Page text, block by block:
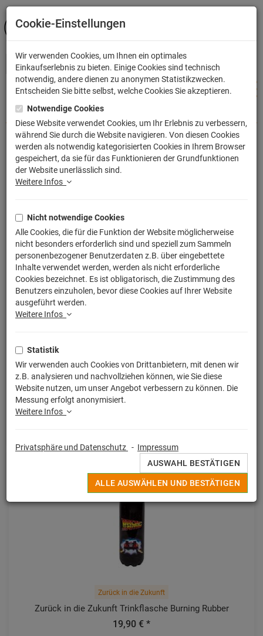
Shop Filme & Serien Kultserien & Kultfilme
Filme & Serien
Kultserien &
Kultfilme
Zurück in die
Zukunft
SORTIERUNG: WÄHLEN
Zurück in die Zukunft
Zurück in die Zukunft Repliken Premium Box
Zurück in die Zukunft
Zurück in die Zukunft Trinkflasche Burning Rubber
19,90 € *
Cookie-Einstellungen
Wir verwenden Cookies, um Ihnen ein optimales
Einkaufserlebnis zu bieten. Einige Cookies sind technisch
notwendig, andere dienen zu anonymen Statistikzwecken.
Entscheiden Sie bitte selbst, welche Cookies Sie akzeptieren.
Notwendige Cookies
Diese Website verwendet Cookies, um Ihr Erlebnis zu verbessern,
während Sie durch die Website navigieren. Von diesen Cookies
werden als notwendig kategorisierten Cookies in Ihrem Browser
gespeichert, da sie für das Funktionieren der Grundfunktionen
der Website unerlässlich sind.
Weitere Infos
Nicht notwendige Cookies
Alle Cookies, die für die Funktion der Website möglicherweise
nicht besonders erforderlich sind und speziell zum Sammeln
personenbezogener Benutzerdaten z.B. über eingebettete
Inhalte verwendet werden, werden als nicht erforderliche
Cookies bezeichnet. Es ist obligatorisch, die Zustimmung des
Benutzers einzuholen, bevor diese Cookies auf Ihrer Website
ausgeführt werden.
Weitere Infos
Statistik
Wir verwenden auch Cookies von Drittanbietern, mit denen wir
z.B. analysieren und nachvollziehen können, wie Sie diese
Website nutzen, um unser Angebot verbessern zu können. Die
Messung erfolgt anonymisiert.
Weitere Infos
Privatsphäre und Datenschutz - Impressum
AUSWAHL BESTÄTIGEN
ALLE AUSWÄHLEN UND BESTÄTIGEN